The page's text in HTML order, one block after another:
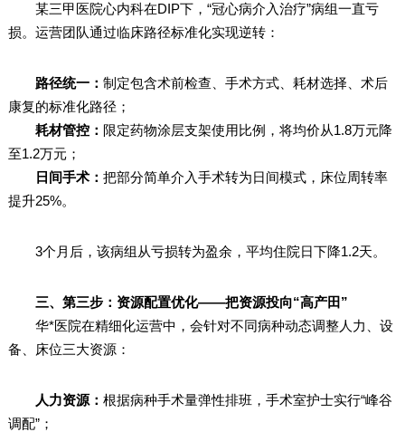
某三甲医院心内科在DIP下，“冠心病介入治疗”病组一直亏
损。运营团队通过临床路径标准化实现逆转：
路径统一： 制定包含术前检查、手术方式、耗材选择、术后
康复的标准化路径；
耗材管控： 限定药物涂层支架使用比例，将均价从1.8万元降
至1.2万元；
日间手术： 把部分简单介入手术转为日间模式，床位周转率
提升25%。
3个月后，该病组从亏损转为盈余，平均住院日下降1.2天。
三、第三步：资源配置优化——把资源投向“高产田”
华*医院在精细化运营中，会针对不同病种动态调整人力、设
备、床位三大资源：
人力资源： 根据病种手术量弹性排班，手术室护士实行“峰谷
调配”；